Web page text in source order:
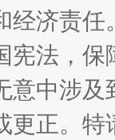
经济责
宪法，
意中涉
更正。